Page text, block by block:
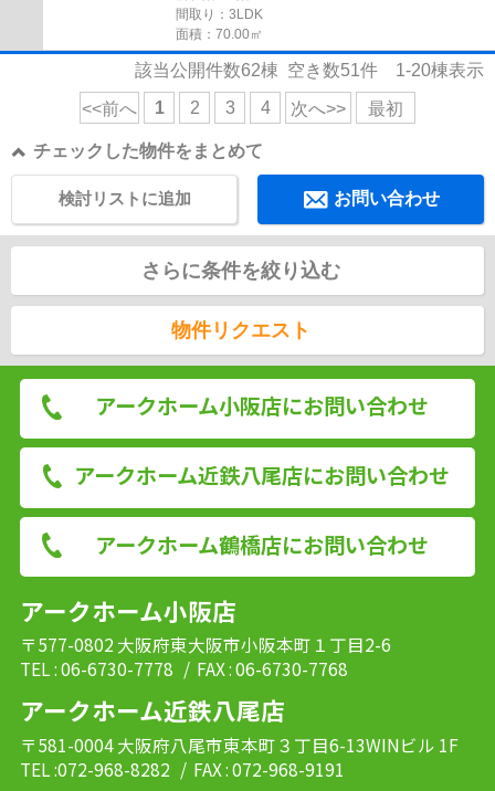
間取り：3LDK
面積：70.00㎡
該当公開件数62棟 空き数51件 1-20棟表示
<<前へ 1 2 3 4 次へ>> 最初
チェックした物件をまとめて
お問い合わせ
検討リストに追加
さらに条件を絞り込む
物件リクエスト
アークホーム小阪店にお問い合わせ
アークホーム近鉄八尾店にお問い合わせ
アークホーム鶴橋店にお問い合わせ
アークホーム小阪店
〒577-0802 大阪府東大阪市小阪本町１丁目2-6
TEL : 06-6730-7778 / FAX : 06-6730-7768
アークホーム近鉄八尾店
〒581-0004 大阪府八尾市東本町３丁目6-13WINビル 1F
TEL :072-968-8282 / FAX : 072-968-9191